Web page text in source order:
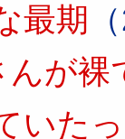
最期
んが裸
いた